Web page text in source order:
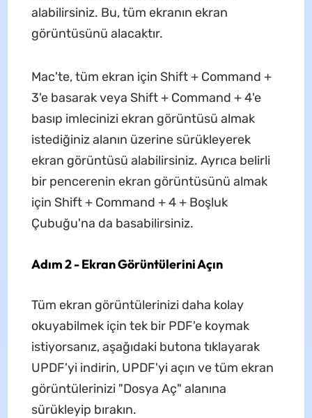
alabilirsiniz. Bu, tüm ekranın ekran
görüntüsünü alacaktır.
Mac'te, tüm ekran için Shift + Command +
3'e basarak veya Shift + Command + 4'e
basıp imlecinizi ekran görüntüsü almak
istediğiniz alanın üzerine sürükleyerek
ekran görüntüsü alabilirsiniz. Ayrıca belirli
bir pencerenin ekran görüntüsünü almak
için Shift + Command + 4 + Boşluk
Çubuğu'na da basabilirsiniz.
Adım 2 - Ekran Görüntülerini Açın
Tüm ekran görüntülerinizi daha kolay
okuyabilmek için tek bir PDF'e koymak
istiyorsanız, aşağıdaki butona tıklayarak
UPDF'yi indirin, UPDF'yi açın ve tüm ekran
görüntülerinizi "Dosya Aç" alanına
sürükleyip bırakın.